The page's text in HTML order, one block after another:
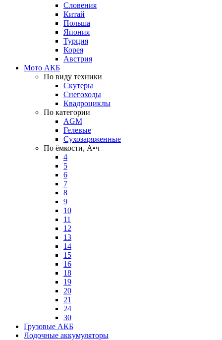
Словения
Китай
Польша
Япония
Турция
Корея
Австрия
Мото АКБ
По виду техники
Скутеры
Снегоходы
Квадроциклы
По категории
AGM
Гелевые
Сухозаряженные
По ёмкости, А•ч
4
5
6
7
8
9
10
11
12
13
14
15
16
18
19
20
21
24
30
Грузовые АКБ
Лодочные аккумуляторы